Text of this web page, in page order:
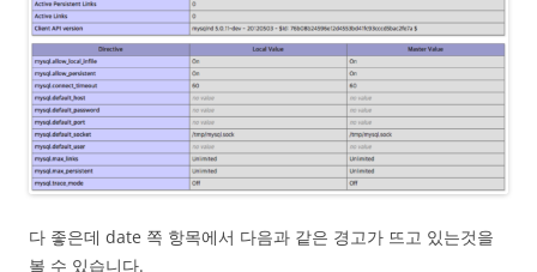
다 좋은데 date 쪽 항목에서 다음과 같은 경고가 뜨고 있는것을
볼 수 있습니다.